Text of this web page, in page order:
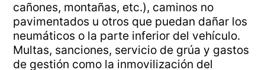
cañones, montañas, etc.), caminos no
pavimentados u otros que puedan dañar los
neumáticos o la parte inferior del vehículo.
Multas, sanciones, servicio de grúa y gastos
de gestión como la inmovilización del